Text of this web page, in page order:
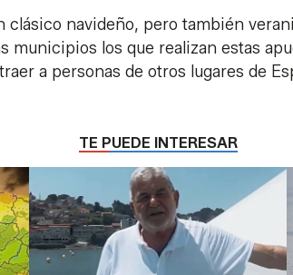
clásico navideño, pero también
municipios los que realizan estas
a personas de otros lugares de
TE PUEDE INTERESAR